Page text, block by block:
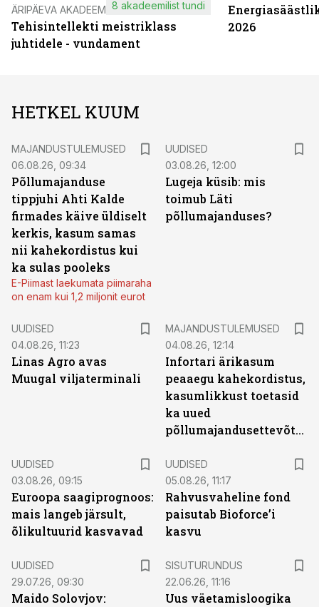
ÄRIPÄEVA AKADEEMIA
Tehisintellekti meistriklass
juhtidele - vundament
8 akadeemilist tundi
2026
HETKEL KUUM
MAJANDUSTULEMUSED
06.08.26, 09:34
Põllumajanduse
tippjuhi Ahti Kalde
firmades käive üldiselt
kerkis, kasum samas
nii kahekordistus kui
ka sulas pooleks
E-Piimast laekumata piimaraha
on enam kui 1,2 miljonit eurot
UUDISED
03.08.26, 12:00
Lugeja küsib: mis
toimub Läti
põllumajanduses?
UUDISED
04.08.26, 11:23
Linas Agro avas
Muugal viljaterminali
MAJANDUSTULEMUSED
04.08.26, 12:14
Infortari ärikasum
peaaegu kahekordistus,
kasumlikkust toetasid
ka uued
põllumajandusettevõtted
UUDISED
03.08.26, 09:15
Euroopa saagiprognoos:
mais langeb järsult,
õlikultuurid kasvavad
UUDISED
05.08.26, 11:17
Rahvusvaheline fond
paisutab Bioforce’i
kasvu
UUDISED
29.07.26, 09:30
Maido Solovjov:
SISUTURUNDUS
22.06.26, 11:16
Uus väetamisloogika